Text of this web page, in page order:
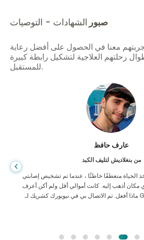
صبور الشهادات - التوصيات
معنا في الحصول على أفضل رعاية
رحلتهم العلاجية لتشكيل رابطة كبيرة
للمستقبل.
عارف حافظ
من بنغلاديش لتليف الكبد
الحياة منعطفًا خاطئًا ، عندما تم تشخيص إصابتي
مكان أذهب إليه. كانت أموالي أقل ولم أكن أعرف